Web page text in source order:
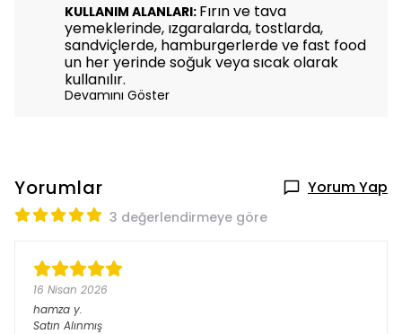
KULLANIM ALANLARI: Fırın ve tava
yemeklerinde, ızgaralarda, tostlarda,
sandviçlerde, hamburgerlerde ve fast food
un her yerinde soğuk veya sıcak olarak
kullanılır.
Devamını Göster
Yorumlar Yorum Yap
3 değerlendirmeye göre
16 Nisan 2026
hamza y.
Satın Alınmış